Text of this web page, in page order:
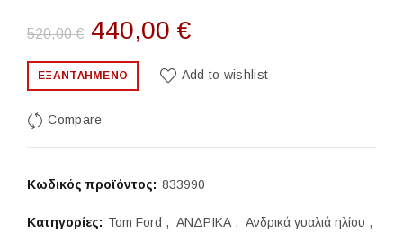
520,00€ Original
price
440,00 €Η
τρέχουσα
440,00 €.
ΕΞΑΝΤΛΗΜΈΝΟ Add to wishlist
Compare
Κωδικός προϊόντος: 833990
Κατηγορίες: Tom Ford , ΑΝΔΡΙΚΑ , Ανδρικά γυαλιά ηλίου ,